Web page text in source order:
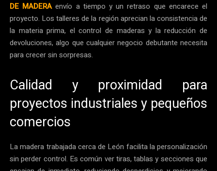
DE MADERAenvío a tiempo y un retraso que encarece el
proyecto. Los talleres de la región aprecian la consistencia de
la materia prima, el control de maderas y la reducción de
devoluciones, algo que cualquier negocio debutante necesita
para crecer sin sorpresas.
Calidad y proximidad para
proyectos industriales y pequeños
comercios
La madera trabajada cerca de León facilita la personalización
sin perder control. Es común ver tiras, tablas y secciones que